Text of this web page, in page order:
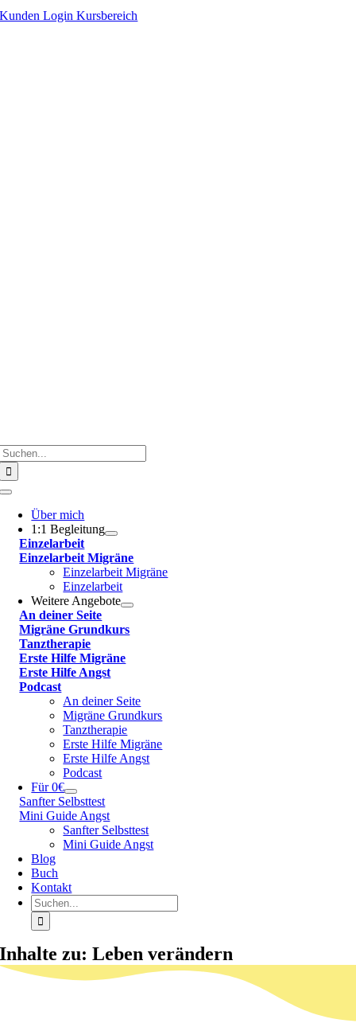
Zum
Kunden Login Kursbereich
Toggle
NavigationÜber mich
1:1 Begleitung
Einzelarbeit
Einzelarbeit Migräne
Einzelarbeit Migräne
Einzelarbeit
Weitere Angebote
An deiner Seite
Migräne Grundkurs
Tanztherapie
Erste Hilfe Migräne
Erste Hilfe Angst
Podcast
An deiner Seite
Migräne Grundkurs
Tanztherapie
Erste Hilfe Migräne
Erste Hilfe Angst
Podcast
Für 0€
Sanfter Selbsttest
Mini Guide Angst
Sanfter Selbsttest
Mini Guide Angst
Blog
Buch
Kontakt
Suche
nach:
Inhalte zu: Leben verändern